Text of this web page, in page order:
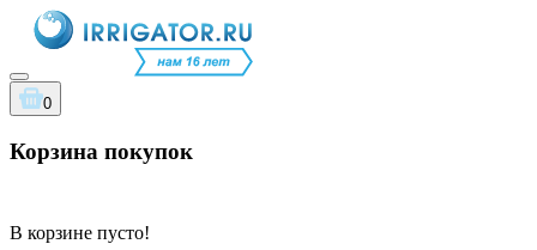
0
Корзина покупок
В корзине пусто!